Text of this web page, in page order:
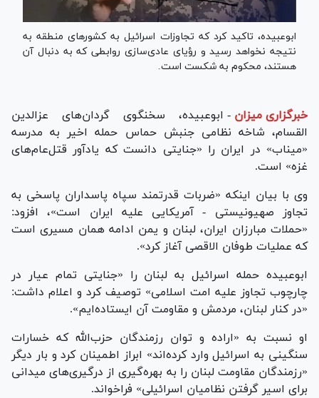
ابوعبیده، تاکید کرد که تجاوزات اسرائیل به کشور‌های منطقه به
نتیجه نخواهد رسید و رؤیای عادی‌سازی روابطی که به دنبال آن
هستند، محکوم به شکست است.
خبرگزاری میزان - ابوعبیده، سخنگوی گردان‌های عزالدین
القسام، شاخه نظامی جنبش حماس حمله اخیر به مدرسه
«میناب» در ایران را «جنایتی دانست که یادآور قتل‌عام‌های
غزه» است.
وی با بیان اینکه «ضربات قدرتمند سپاه پاسداران پاسخی به
تجاوز صهیونیستی - آمریکایی علیه ایران است»، افزود:
«حملات مبارزان ایران، لبنان و یمن ادامه همان مسیری است
که عملیات طوفان الاقصی آغاز کرد».
ابوعبیده حمله اسرائیل به لبنان را «جنایتی تمام عیار در
چارچوب تجاوز علیه امت اسلامی» توصیف کرد و اعلام داشت:
«در کنار لبنان، مردمش و مقاومت آن ایستاده‌ایم».
او نسبت به «اراده و توان رزمندگان حزب‌الله که خسارات
سنگینی به اسرائیل وارد کرده‌اند» ابراز اطمینان کرد و بار دیگر
«رزمندگان مقاومت لبنان را به بهره‌گیری از درگیری‌های میدانی
برای اسیر گرفتن نظامیان اسرائیلی» فراخواند.